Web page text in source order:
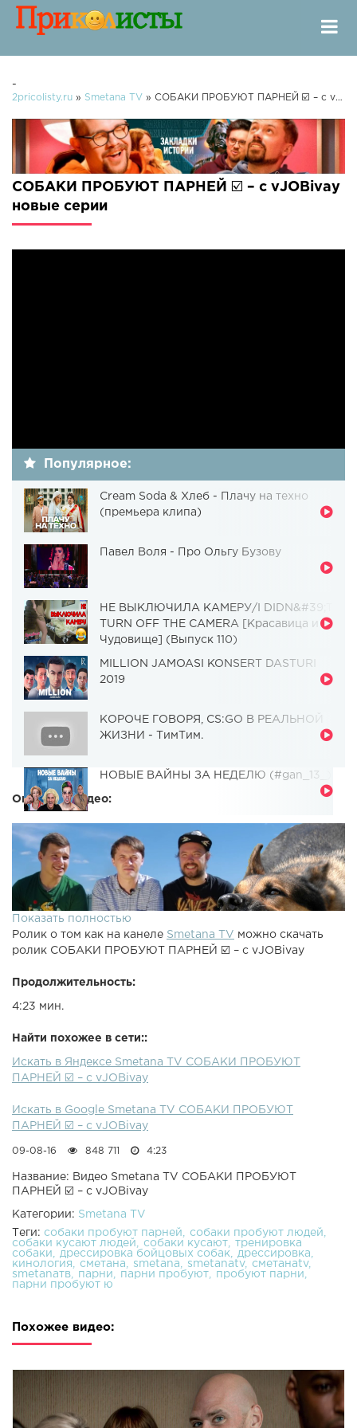
-
2pricolisty.ru » Smetana TV » СОБАКИ ПРОБУЮТ ПАРНЕЙ ☑️ – с vJOBivay
СОБАКИ ПРОБУЮТ ПАРНЕЙ ☑️ – с vJOBivay
новые серии
Популярное:
Cream Soda & Хлеб - Плачу на техно
(премьера клипа)
Павел Воля - Про Ольгу Бузову
НЕ ВЫКЛЮЧИЛА КАМЕРУ/I DIDN&#39;T
TURN OFF THE CAMERA [Красавица и
Чудовище] (Выпуск 110)
MILLION JAMOASI KONSERT DASTURI
2019
КОРОЧЕ ГОВОРЯ, CS:GO В РЕАЛЬНОЙ
ЖИЗНИ - ТимТим.
НОВЫЕ ВАЙНЫ ЗА НЕДЕЛЮ (#gan_13_)
Описание видео:
Показать полностью
Ролик о том как на канеле Smetana TV можно скачать
ролик СОБАКИ ПРОБУЮТ ПАРНЕЙ ☑️ – с vJOBivay
Продолжительность:
4:23 мин.
Найти похожее в сети::
Искать в Яндексе Smetana TV СОБАКИ ПРОБУЮТ
ПАРНЕЙ ☑️ – с vJOBivay
Искать в Google Smetana TV СОБАКИ ПРОБУЮТ
ПАРНЕЙ ☑️ – с vJOBivay
09-08-16 848 711 4:23
Название: Видео Smetana TV СОБАКИ ПРОБУЮТ
ПАРНЕЙ ☑️ – с vJOBivay
Категории: Smetana TV
Теги: собаки пробуют парней
собаки пробуют людей
собаки кусают людей
собаки кусают
тренировка
собаки
дрессировка бойцовых собак
дрессировка
кинология
сметана smetana smetanatv
сметанаtv
smetanaтв
парни парни пробуют
пробуют парни
парни пробуют ю
Похожее видео: